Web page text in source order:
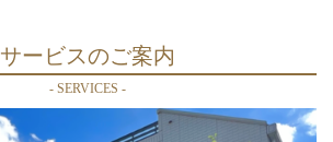
サービスのご案内
- SERVICES -